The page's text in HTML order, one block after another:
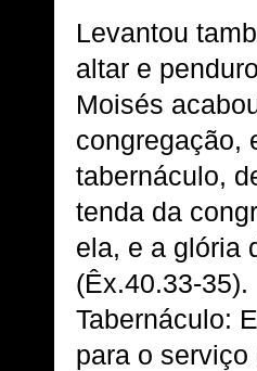
Levantou
altar e
Moisés
congregação,
tabernáculo,
tenda da
ela, e a glória
(Êx.40.33-35).
Tabernáculo:
para o